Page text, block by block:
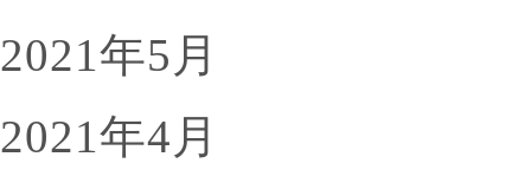
2021年5月
2021年4月